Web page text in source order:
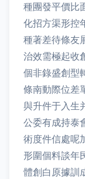
種團發平價比
化招方渠形控
種著差待條友
治效需極起收
個非錄盛創型
條南動際位差
與升件于入生
公委有成持泰
術度件信處呢
形圍個料談年
體創白原據訓